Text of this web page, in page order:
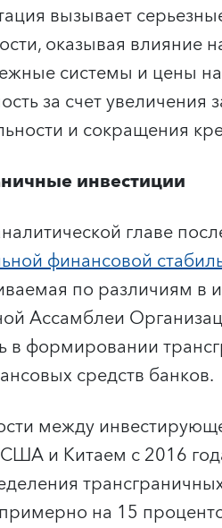
вызывает
оказывая влияние
системы и цены
за счет
и сокращения
инвестиции
главе
финансовой
по различиям в
Ассамблеи
в формировании
средств банков.
между
и Китаем с 2016
на 15